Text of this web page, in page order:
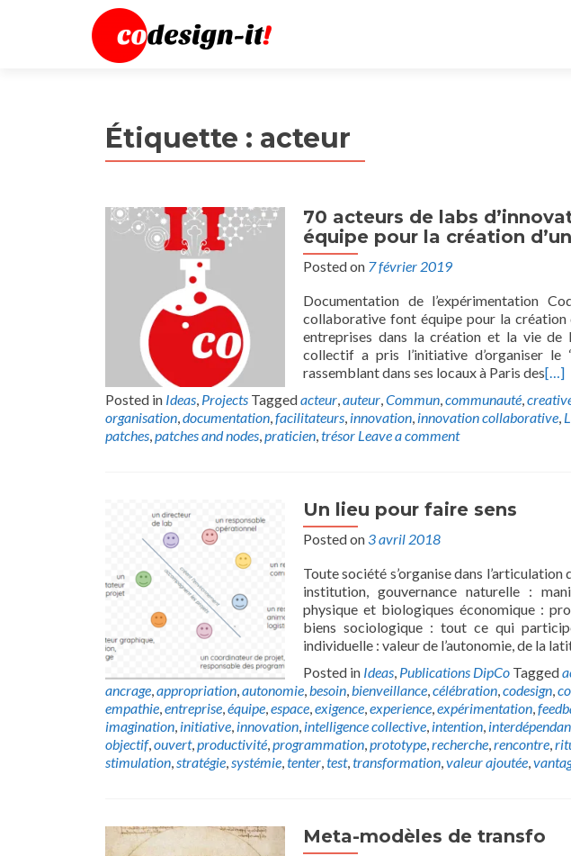
Étiquette : acteur
70 acteurs de labs
équipe pour la création
Posted on 7 février 2019
Documentation de l’expérimentation
collaborative font équipe pour la création
entreprises dans la création et la vie de
collectif a pris l’initiative d’organiser
rassemblant dans ses locaux à Paris des[…]
Posted in Ideas, Projects Taggedacteur,auteur,Commun,communauté,
organisation,documentation,facilitateurs, innovation, innovation collaborative,
patches,patches and nodes,praticien,trésor Leave a comment
Un lieu pour faire sens
Posted on 3 avril 2018
Toute société s’organise dans
institution, gouvernance naturelle :
physique et biologiques économique :
biens sociologique : tout ce qui
individuelle : valeur de l’autonomie, de la
Posted in Ideas, Publications DipCo Tagged
ancrage,appropriation,autonomie,besoin,bienveillance,célébration,codesign,
empathie,entreprise,équipe,espace,exigence,experience,expérimentation,
imagination, initiative, innovation, intelligence collective, intention,
objectif,ouvert,productivité,programmation,prototype,recherche,rencontre,
stimulation,stratégie,systémie,tenter,test,transformation,valeur ajoutée,
Meta-modèles de transfo